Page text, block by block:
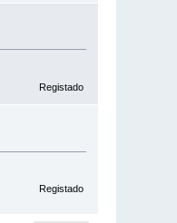
Registado
Registado